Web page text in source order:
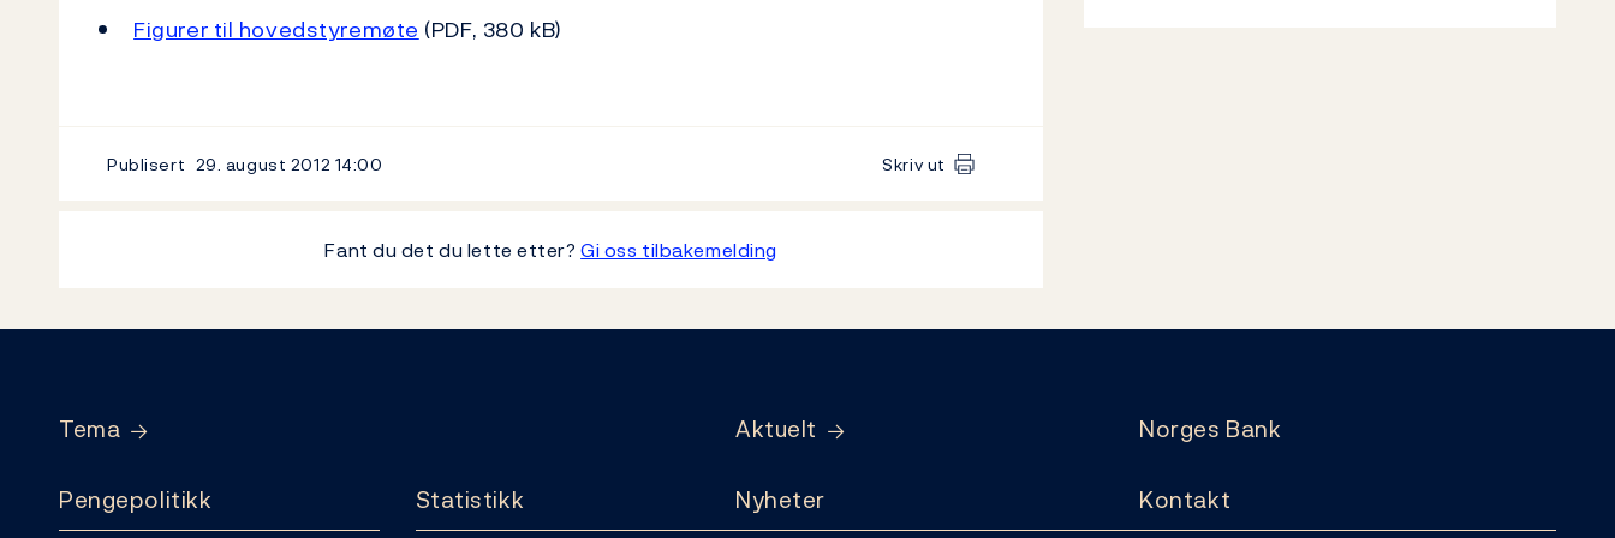
Figurer til hovedstyremøte (PDF, 380 kB)
Publisert 29. august 2012 14:00 Skriv ut
Fant du det du lette etter?Gi oss tilbakemelding
Tema
Pengepolitikk Statistikk
Aktuelt
Nyheter
Norges Bank
Kontakt